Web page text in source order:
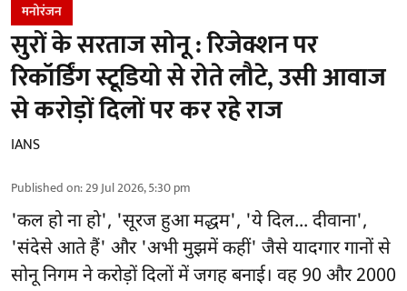
मनोरंजन
सुरों के सरताज सोनू : रिजेक्शन पर
रिकॉर्डिंग स्टूडियो से रोते लौटे, उसी आवाज
से करोड़ों दिलों पर कर रहे राज
IANS
Published on:29 Jul 2026, 5:30 pm
'कल हो ना हो', 'सूरज हुआ मद्धम', 'ये दिल... दीवाना',
'संदेसे आते हैं' और 'अभी मुझमें कहीं' जैसे यादगार गानों से
सोनू निगम ने करोड़ों दिलों में जगह बनाई। वह 90 और 2000